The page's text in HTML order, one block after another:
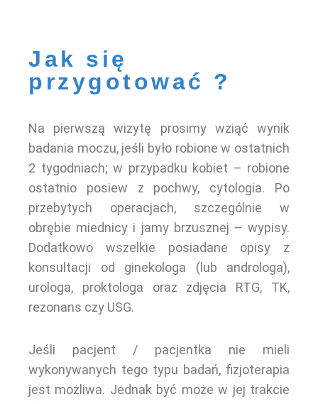
Jak się
przygotować ?
Na pierwszą wizytę prosimy wziąć wynik
badania moczu, jeśli było robione w ostatnich
2 tygodniach; w przypadku kobiet – robione
ostatnio posiew z pochwy, cytologia. Po
przebytych operacjach, szczególnie w
obrębie miednicy i jamy brzusznej – wypisy.
Dodatkowo wszelkie posiadane opisy z
konsultacji od ginekologa (lub androloga),
urologa, proktologa oraz zdjęcia RTG, TK,
rezonans czy USG.
Jeśli pacjent / pacjentka nie mieli
wykonywanych tego typu badań, fizjoterapia
jest możliwa. Jednak być może w jej trakcie